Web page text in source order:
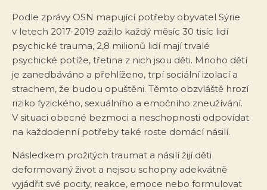
Podle zprávy OSN mapující potřeby obyvatel Sýrie
v letech 2017-2019 zažilo každý měsíc 30 tisíc lidí
psychické trauma, 2,8 milionů lidí mají trvalé
psychické potíže, třetina z nich jsou děti. Mnoho dětí
je zanedbáváno a přehlíženo, trpí sociální izolací a
strachem, že budou opuštěni. Těmto obzvláště hrozí
riziko fyzického, sexuálního a emočního zneužívání.
V situaci obecné bezmoci a neschopnosti odpovídat
na každodenní potřeby také roste domácí násilí.
Následkem prožitých traumat a násilí žijí děti
deformovaný život a nejsou schopny adekvátně
vyjádřit své pocity, reakce, emoce nebo formulovat